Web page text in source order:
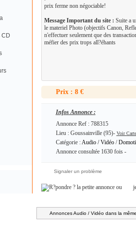
CD
prix ferme non négociable!
Message Important du site : Suite a
le materiel Photo (objectifs Canon,
n'effectuer seulement que des
méfier des prix trops all?éhants
Prix : 8 €
Infos Annonce :
Annonce Ref : 788315
Lieu : Goussainville (95)- Voir Carte
Catégorie :Audio / Vidéo/
Annonce consultée 1630 fois -
Signaler un problème
ou
Annonces Audio / Vidéo dans la